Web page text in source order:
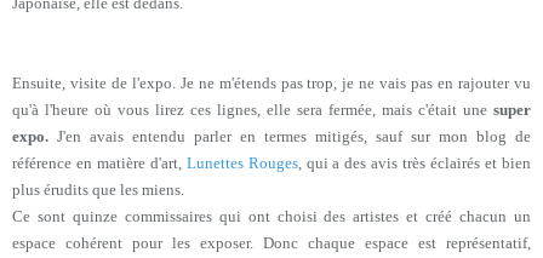
Ensuite, visite de l'expo. Je ne m'étends pas trop, je ne vais pas en rajouter vu
qu'à l'heure où vous lirez ces lignes, elle sera fermée, mais c'était une super
expo. J'en avais entendu parler en termes mitigés, sauf sur mon blog de
référence en matière d'art, Lunettes Rouges, qui a des avis très éclairés et bien
plus érudits que les miens.
Ce sont quinze commissaires qui ont choisi des artistes et créé chacun un
espace cohérent pour les exposer. Donc chaque espace est représentatif,